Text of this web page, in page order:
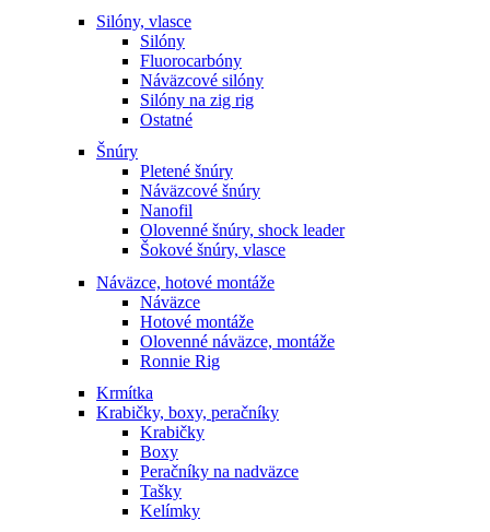
Silóny, vlasce
Silóny
Fluorocarbóny
Náväzcové silóny
Silóny na zig rig
Ostatné
Šnúry
Pletené šnúry
Náväzcové šnúry
Nanofil
Olovenné šnúry, shock leader
Šokové šnúry, vlasce
Náväzce, hotové montáže
Náväzce
Hotové montáže
Olovenné náväzce, montáže
Ronnie Rig
Krmítka
Krabičky, boxy, peračníky
Krabičky
Boxy
Peračníky na nadväzce
Tašky
Kelímky